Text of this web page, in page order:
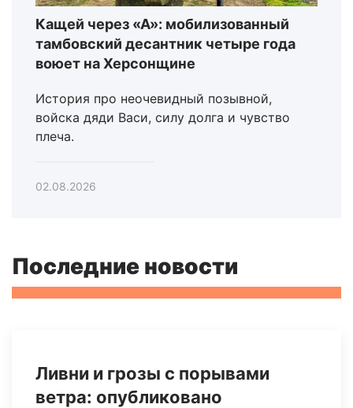
Кащей через «А»: мобилизованный
тамбовский десантник четыре года
воюет на Херсонщине
История про неочевидный позывной,
войска дяди Васи, силу долга и чувство
плеча.
02.08.2026
Последние новости
Ливни и грозы с порывами
ветра: опубликовано